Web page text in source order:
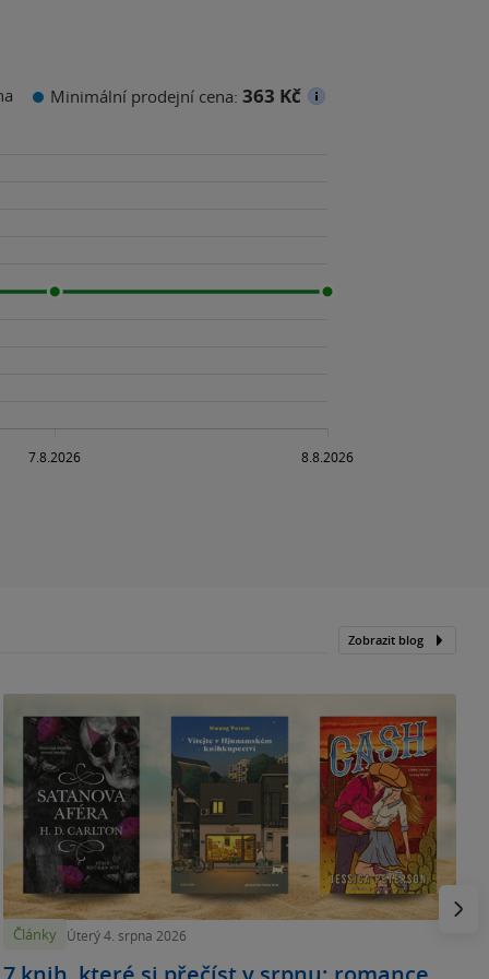
Minimální prodejní cena: 363 Kč
Zobrazit blog
Články Úterý 4. srpna 2026